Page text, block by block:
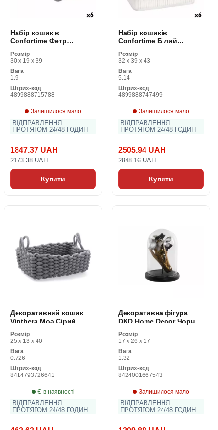
Набір кошиків
Confortime Фетр
(3 Предмети) (6 штук)
Розмір
30 x 19 x 39
Вага
1.9
Штрих-код
4899888715788
Залишилося мало
ВІДПРАВЛЕННЯ
ПРОТЯГОМ 24/48 ГОДИН
1847.37 UAH
2173.38 UAH
Купити
Набір кошиків
Confortime Білий
штук)
Розмір
32 x 39 x 43
Вага
5.14
Штрих-код
4899888747499
Залишилося мало
ВІДПРАВЛЕННЯ
ПРОТЯГОМ 24/48 ГОДИН
2505.94 UAH
2948.16 UAH
Купити
Декоративний кошик
Vinthera Moa Сірий
Розмір
25 x 13 x 40
Вага
0.726
Штрих-код
8414793726641
Є в наявності
ВІДПРАВЛЕННЯ
ПРОТЯГОМ 24/48 ГОДИН
Декоративна фігура
DKD Home Decor Чорний
17 x 17 x 26 cm
Розмір
17 x 26 x 17
Вага
1.32
Штрих-код
8424001667543
Залишилося мало
ВІДПРАВЛЕННЯ
ПРОТЯГОМ 24/48 ГОДИН